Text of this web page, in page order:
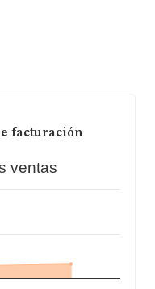
facturación
ventas